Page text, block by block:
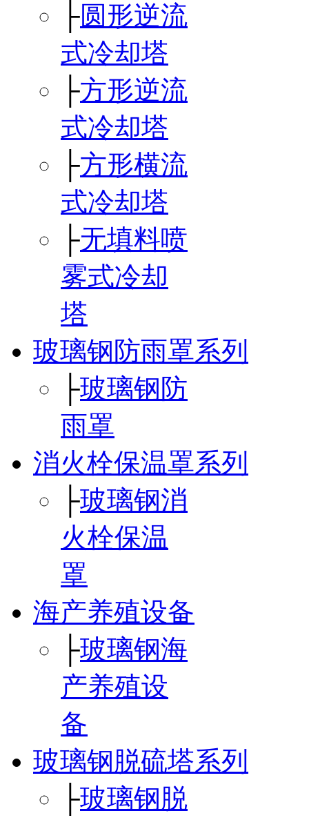
├圆形逆流
式冷却塔
├方形逆流
式冷却塔
├方形横流
式冷却塔
├无填料喷
雾式冷却
塔
玻璃钢防雨罩系列
├玻璃钢防
雨罩
消火栓保温罩系列
├玻璃钢消
火栓保温
罩
海产养殖设备
├玻璃钢海
产养殖设
备
玻璃钢脱硫塔系列
├玻璃钢脱